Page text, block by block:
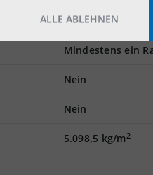
Rampe
Mindestens ein
Nein
Nein
5.098,5 kg/m2
ALLE ABLEHNEN